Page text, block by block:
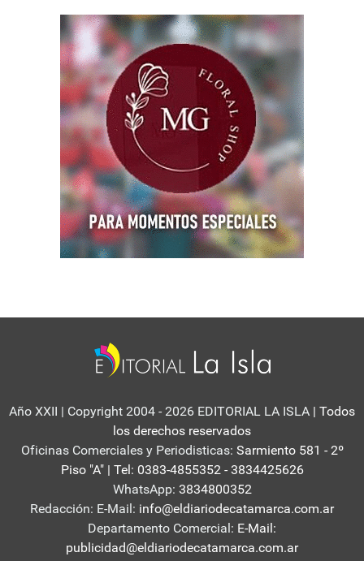
Año XXII | Copyright 2004 - 2026 EDITORIAL LA ISLA | Todos
los derechos reservados
Oficinas Comerciales y Periodisticas: Sarmiento 581 - 2º
Piso "A" | Tel: 0383-4855352 - 3834425626
WhatsApp: 3834800352
Redacción: E-Mail: info@eldiariodecatamarca.com.ar
Departamento Comercial: E-Mail:
publicidad@eldiariodecatamarca.com.ar